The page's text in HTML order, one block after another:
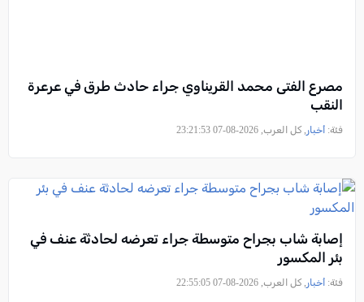
مصرع الفتى محمد القريناوي جراء حادث طرق في عرعرة
النقب
فئة: أخبار , كل العرب, 2026-08-07 23:21:53
إصابة شاب بجراح متوسطة جراء تعرضه لحادثة عنف في
بئر المكسور
فئة: أخبار , كل العرب, 2026-08-07 22:55:05